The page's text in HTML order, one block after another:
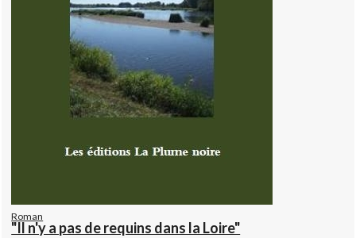
Roman
"Il n'y a pas de requins dans la Loire"